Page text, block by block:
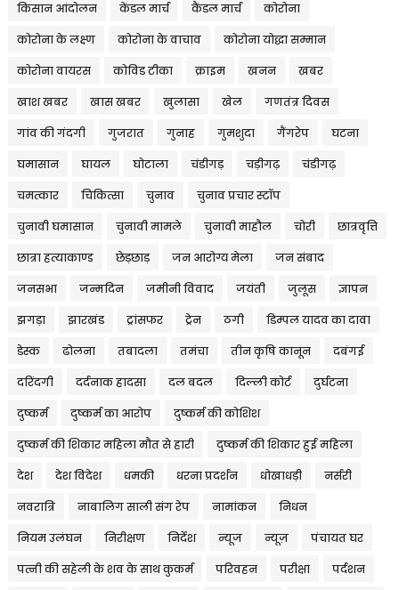
किसान आंदोलन केंडल मार्च कैंडल मार्च कोरोना
कोरोना के लक्ष्ण कोरोना के वाचाव कोरोना योद्धा सम्मान
कोरोना वायरस कोविड टीका क्राइम खनन खबर
खाश खबर खास खबर खुलासा खेल गणतंत्र दिवस
गांव की गंदगी गुजरात गुनाह गुमशुदा गैंगरेप घटना
घमासान घायल घोटाला चंडीगड़ चड़ीगढ़ चंडीगढ़
चमत्कार चिकित्सा चुनाव चुनाव प्रचार स्टॉप
चुनावी घमासान चुनावी मामले चुनावी माहौल चोरी छात्रवृत्ति
छात्रा हत्याकाण्ड छेड़छाड़ जन आरोग्य मेला जन संबाद
जनसभा जन्मदिन जमीनी विवाद जयंती जुलूस ज्ञापन
झगड़ा झारखंड ट्रांसफर ट्रेन ठगी डिम्पल यादव का दावा
डेस्क ढोलना तबादला तमंचा तीन कृषि कानून दबंगई
दरिंदगी दर्दनाक हादसा दल बदल दिल्ली कोर्ट दुर्घटना
दुष्कर्म दुष्कर्म का आरोप दुष्कर्म की कोशिश
दुष्कर्म की शिकार महिला मौत से हारी दुष्कर्म की शिकार हुई महिला
देश देश विदेश धमकी धरना प्रदर्शन धोखाधड़ी नर्सरी
नवरात्रि नाबालिग साली संग रेप नामांकन निधन
नियम उलंघन निरीक्षण निर्देश न्यूज न्यूज़ पंचायत घर
पत्नी की सहेली के शव के साथ कुकर्म परिवहन परीक्षा पर्दशन